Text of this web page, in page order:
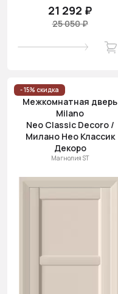
21 292 ₽
25 050 ₽
- 15% скидка
Межкомнатная дверь
Milano
Neo Classic Decoro /
Милано Нео Классик
Декоро
Магнолия ST